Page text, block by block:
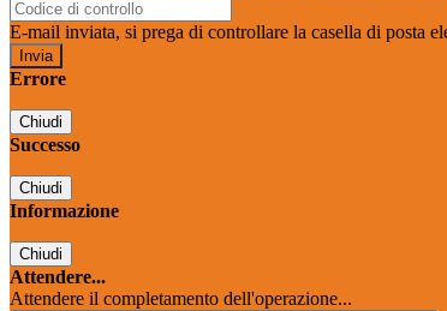
E-mail inviata, si prega di controllare la casella di posta
Errore
Chiudi
Successo
Chiudi
Informazione
Chiudi
Attendere...
Attendere il completamento dell'operazione...